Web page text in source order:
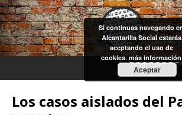
Los casos aislados del
Si continuas navegando
Alcantarilla Social estarás
aceptando el uso de
cookies.más información
Aceptar